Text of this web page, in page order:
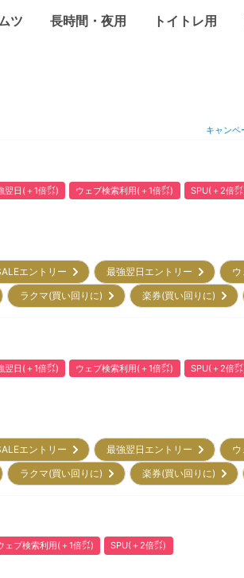
ツ 長時間・夜用 トイトレ用
キャンペ
翌日(＋1倍㌽) ウェブ検索利用(＋1倍㌽) SPU(＋2倍
エントリー 最強翌日エントリー
ラクマ(買い回りに) 楽券(買い回りに)
翌日(＋1倍㌽) ウェブ検索利用(＋1倍㌽) SPU(＋2倍
エントリー 最強翌日エントリー
ラクマ(買い回りに) 楽券(買い回りに)
ェブ検索利用(＋1倍㌽) SPU(＋2倍㌽)